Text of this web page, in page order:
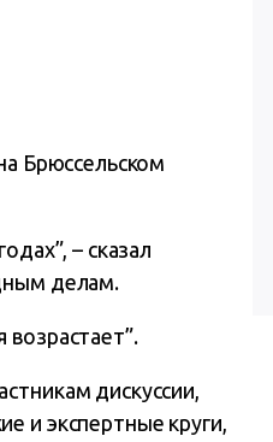
Брюссельском
– сказал
делам.
дискуссии,
и экспертные круги,